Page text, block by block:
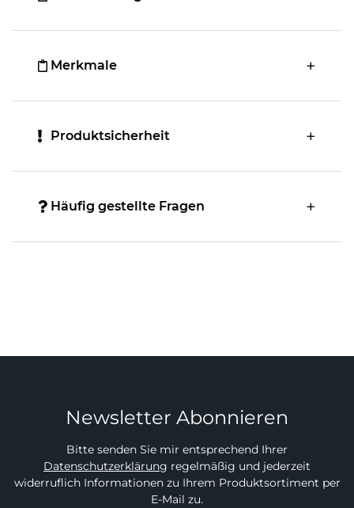
Merkmale
Produktsicherheit
Häufig gestellte Fragen
Newsletter Abonnieren
Bitte senden Sie mir entsprechend Ihrer
Datenschutzerklärung regelmäßig und jederzeit
widerruflich Informationen zu Ihrem Produktsortiment per
E-Mail zu.